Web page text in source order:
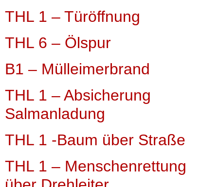
THL 1 – Türöffnung
THL 6 – Ölspur
B1 – Mülleimerbrand
THL 1 – Absicherung
Salmanladung
THL 1 -Baum über Straße
THL 1 – Menschenrettung